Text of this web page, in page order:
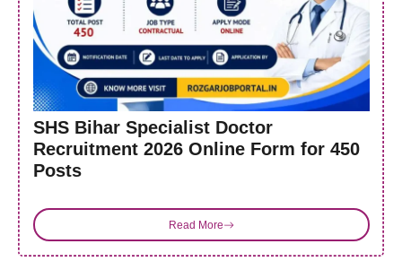
SHS Bihar Specialist Doctor
Recruitment 2026 Online Form for 450
Posts
Read More